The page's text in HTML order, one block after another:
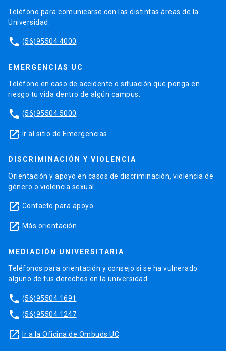
Teléfono para comunicarse con las distintas áreas de la
Universidad.
phone (56)95504 4000
EMERGENCIAS UC
Teléfono en caso de accidente o situación que ponga en
riesgo tu vida dentro de algún campus.
phone (56)95504 5000
launch Ir al sitio de Emergencias
DISCRIMINACIÓN Y VIOLENCIA
Orientación y apoyo en casos de discriminación, violencia de
género o violencia sexual.
launch Contacto para apoyo
launch Más orientación
MEDIACIÓN UNIVERSITARIA
Teléfonos para orientación y consejo si se ha vulnerado
alguno de tus derechos en la universidad.
phone (56)95504 1691
phone (56)95504 1247
launch Ir a la Oficina de Ombuds UC